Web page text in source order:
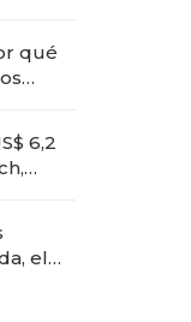
qué
6,2
el